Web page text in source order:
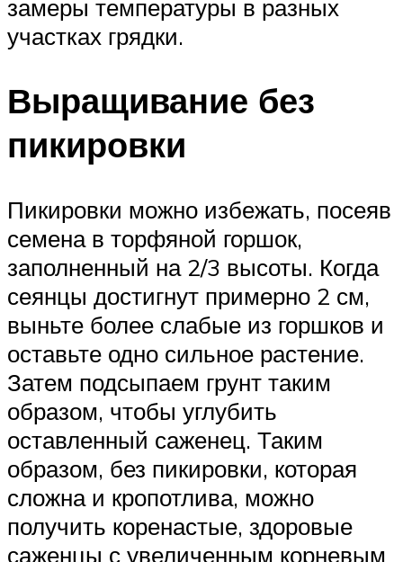
замеры температуры в разных
участках грядки.
Выращивание без
пикировки
Пикировки можно избежать, посеяв
семена в торфяной горшок,
заполненный на 2/3 высоты. Когда
сеянцы достигнут примерно 2 см,
выньте более слабые из горшков и
оставьте одно сильное растение.
Затем подсыпаем грунт таким
образом, чтобы углубить
оставленный саженец. Таким
образом, без пикировки, которая
сложна и кропотлива, можно
получить коренастые, здоровые
саженцы с увеличенным корневым